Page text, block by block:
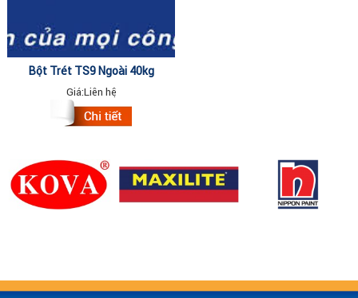
Bột Trét TS9 Ngoài 40kg
Giá:Liên hệ